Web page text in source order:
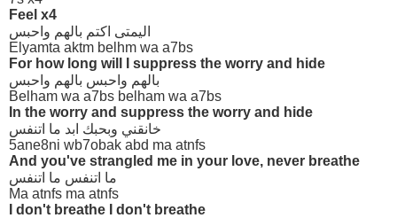
Feel x4
اليمتى اكتم بالهم واحبس
Elyamta aktm belhm wa a7bs
For how long will I suppress the worry and hide
بالهم واحبس بالهم واحبس
Belham wa a7bs belham wa a7bs
In the worry and suppress the worry and hide
خانقني وبحبك ابد ما اتنفس
5ane8ni wb7obak abd ma atnfs
And you've strangled me in your love, never breathe
ما اتنفس ما اتنفس
Ma atnfs ma atnfs
I don't breathe I don't breathe